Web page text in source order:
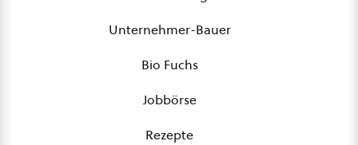
Unternehmer-Bauer
Bio Fuchs
Jobbörse
Rezepte